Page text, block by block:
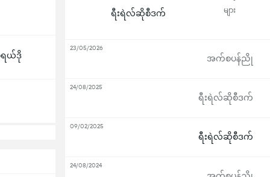
ရယ်ဒို
ရီးရဲလ်ဆိုစီဒက် များ
အက်စပန်ညို
23/05/2026
ရီးရဲလ်ဆိုစီဒက်
24/08/2025
ရီးရဲလ်ဆိုစီဒက်
09/02/2025
24/08/2024